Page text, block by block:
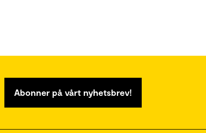
Abonner på vårt nyhetsbrev!